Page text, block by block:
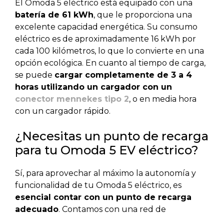
El Omoda 5 eléctrico está equipado con una
batería de 61 kWh, que le proporciona una
excelente capacidad energética. Su consumo
eléctrico es de aproximadamente 16 kWh por
cada 100 kilómetros, lo que lo convierte en una
opción ecológica. En cuanto al tiempo de carga,
se puede cargar completamente de 3 a 4
horas utilizando un cargador con un
conector mennekes tipo 2, o en media hora
con un cargador rápido.
¿Necesitas un punto de recarga
para tu Omoda 5 EV eléctrico?
Sí, para aprovechar al máximo la autonomía y
funcionalidad de tu Omoda 5 eléctrico, es
esencial contar con un punto de recarga
adecuado. Contamos con una red de